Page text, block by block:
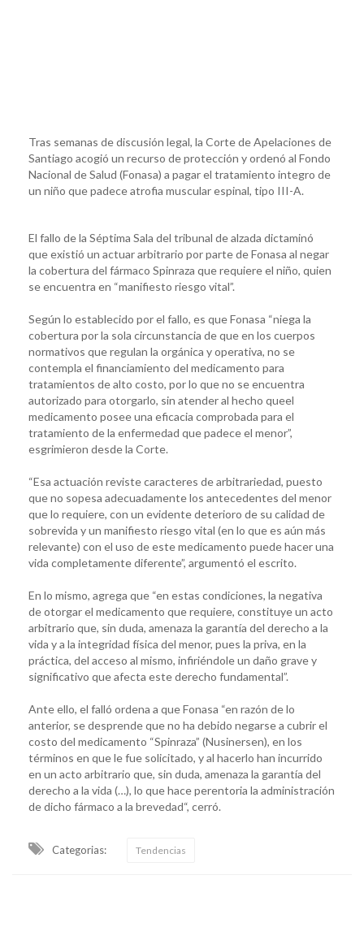
Tras semanas de discusión legal, la Corte de Apelaciones de
Santiago acogió un recurso de protección y ordenó al Fondo
Nacional de Salud (Fonasa) a pagar el tratamiento integro de
un niño que padece atrofia muscular espinal, tipo III-A.
El fallo de la Séptima Sala del tribunal de alzada dictaminó
que existió un actuar arbitrario por parte de Fonasa al negar
la cobertura del fármaco Spinraza que requiere el niño, quien
se encuentra en “manifiesto riesgo vital”.
Según lo establecido por el fallo, es que Fonasa “niega la
cobertura por la sola circunstancia de que en los cuerpos
normativos que regulan la orgánica y operativa, no se
contempla el financiamiento del medicamento para
tratamientos de alto costo, por lo que no se encuentra
autorizado para otorgarlo, sin atender al hecho queel
medicamento posee una eficacia comprobada para el
tratamiento de la enfermedad que padece el menor”,
esgrimieron desde la Corte.
“Esa actuación reviste caracteres de arbitrariedad, puesto
que no sopesa adecuadamente los antecedentes del menor
que lo requiere, con un evidente deterioro de su calidad de
sobrevida y un manifiesto riesgo vital (en lo que es aún más
relevante) con el uso de este medicamento puede hacer una
vida completamente diferente”, argumentó el escrito.
En lo mismo, agrega que “en estas condiciones, la negativa
de otorgar el medicamento que requiere, constituye un acto
arbitrario que, sin duda, amenaza la garantía del derecho a la
vida y a la integridad física del menor, pues la priva, en la
práctica, del acceso al mismo, infiriéndole un daño grave y
significativo que afecta este derecho fundamental”.
Ante ello, el falló ordena a que Fonasa “en razón de lo
anterior, se desprende que no ha debido negarse a cubrir el
costo del medicamento “Spinraza” (Nusinersen), en los
términos en que le fue solicitado, y al hacerlo han incurrido
en un acto arbitrario que, sin duda, amenaza la garantía del
derecho a la vida (…), lo que hace perentoria la administración
de dicho fármaco a la brevedad“, cerró.
Categorias: Tendencias